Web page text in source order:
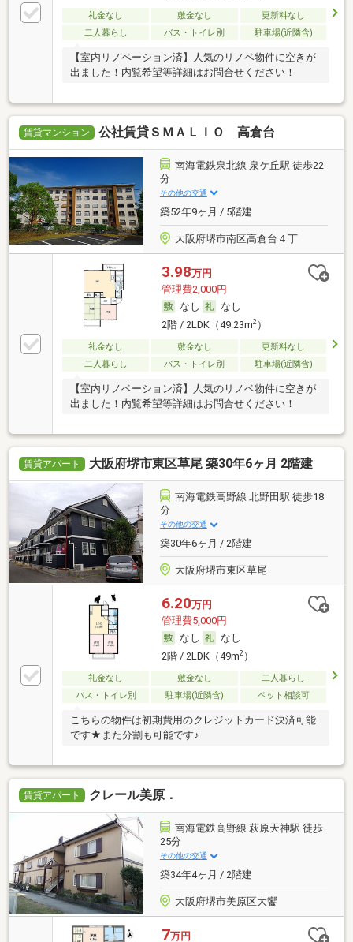
礼金なし 敷金なし
更新料なし
二人暮らし
バス・トイレ別 駐車場(近隣含)
【室内リノベーション済】人気のリノベ物件に空きが
出ました！内覧希望等詳細はお問合せください！
賃貸マンション 公社賃貸ＳＭＡＬＩＯ 高倉台
南海電鉄泉北線 泉ケ丘駅 徒歩22
分
その他の交通
築52年9ヶ月 / 5階建
大阪府堺市南区高倉台４丁
3.98万円
管理費2,000円
なし
なし
2階 / 2LDK（49.23m2）
礼金なし 敷金なし
更新料なし
二人暮らし
バス・トイレ別 駐車場(近隣含)
【室内リノベーション済】人気のリノベ物件に空きが
出ました！内覧希望等詳細はお問合せください！
賃貸アパート 大阪府堺市東区草尾 築30年6ヶ月 2階建
南海電鉄高野線 北野田駅 徒歩18
分
その他の交通
築30年6ヶ月 / 2階建
大阪府堺市東区草尾
6.20万円
管理費5,000円
なし
なし
2階 / 2LDK（49m2）
礼金なし 敷金なし
二人暮らし
バス・トイレ別
駐車場(近隣含) ペット相談可
こちらの物件は初期費用のクレジットカード決済可能
です★また分割も可能です♪
賃貸アパート クレール美原．
南海電鉄高野線 萩原天神駅 徒歩
25分
その他の交通
築34年4ヶ月 / 2階建
大阪府堺市美原区大饗
7万円